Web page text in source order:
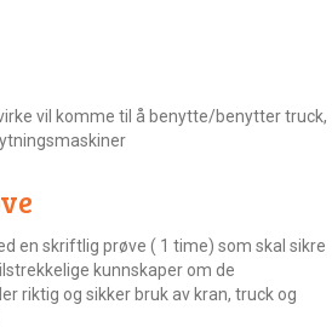
vil komme til å benytte/benytter truck,
en skriftlig prøve ( 1 time) som skal sikre
kunnskaper om de
riktig og sikker bruk av kran, truck og